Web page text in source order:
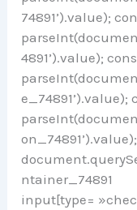
74891’).value);
4891’).value);
ntainer_74891
input[type=